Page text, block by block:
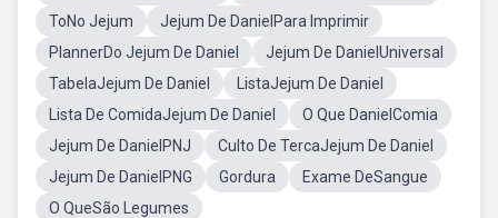
ToNo Jejum
Jejum De DanielPara Imprimir
PlannerDo Jejum De Daniel
Jejum De DanielUniversal
TabelaJejum De Daniel
ListaJejum De Daniel
Lista De ComidaJejum De Daniel
O Que DanielComia
Jejum De DanielPNJ
Culto De TercaJejum De Daniel
Jejum De DanielPNG
Gordura
Exame DeSangue
O QueSão Legumes